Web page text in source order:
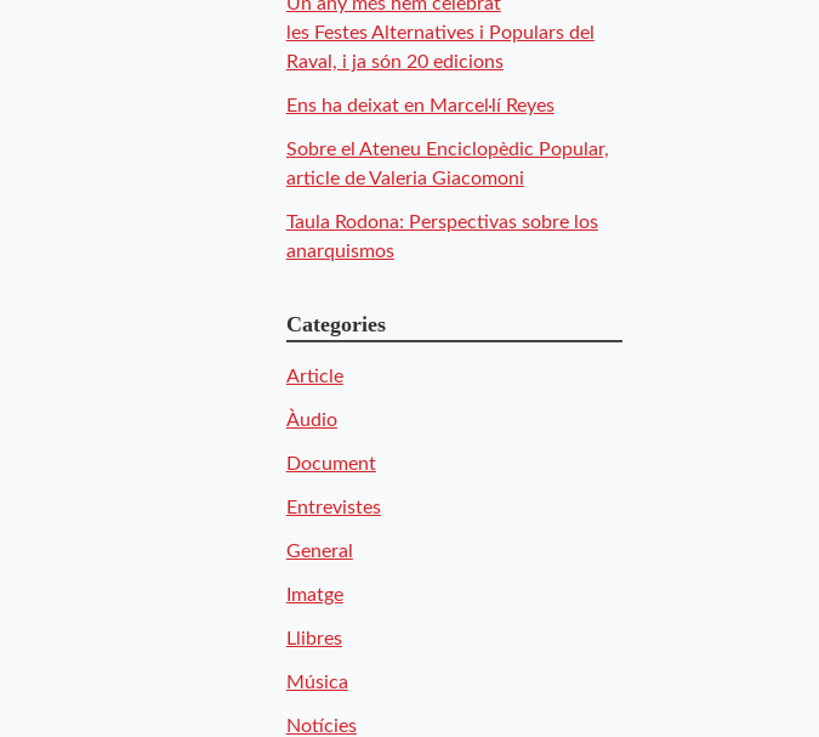
les Festes Alternatives i Populars del
Raval, i ja són 20 edicions
Ens ha deixat en Marcel·lí Reyes
Sobre el Ateneu Enciclopèdic Popular,
article de Valeria Giacomoni
Taula Rodona: Perspectivas sobre los
anarquismos
Categories
Article
Àudio
Document
Entrevistes
General
Imatge
Llibres
Música
Notícies